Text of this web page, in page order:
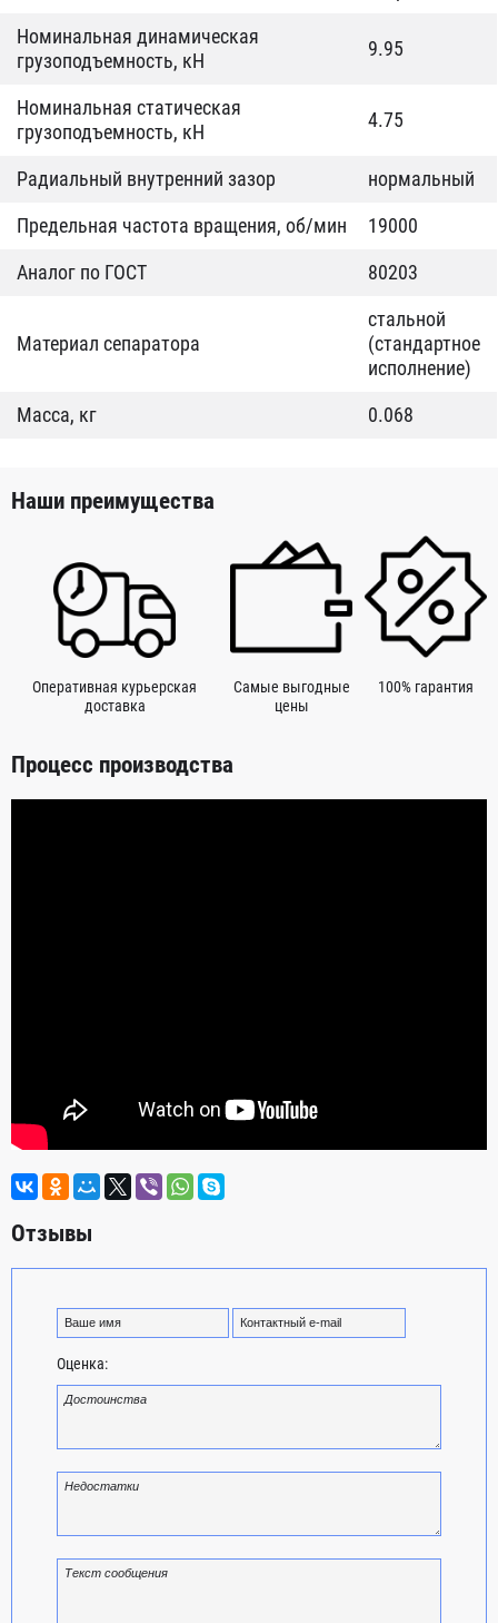
Номинальная динамическая
грузоподъемность, кН
9.95
Номинальная статическая
грузоподъемность, кН
4.75
Радиальный внутренний зазор
нормальный
Предельная частота вращения, об/мин
19000
Аналог по ГОСТ
80203
Материал сепаратора
стальной
(стандартное
исполнение)
Масса, кг
0.068
Наши преимущества
Оперативная курьерская
доставка
Самые выгодные
цены
100% гарантия
Процесс производства
Отзывы
Оценка: